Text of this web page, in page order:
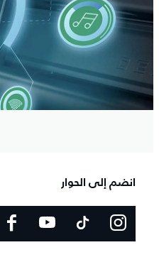
انضم إلى الحوار